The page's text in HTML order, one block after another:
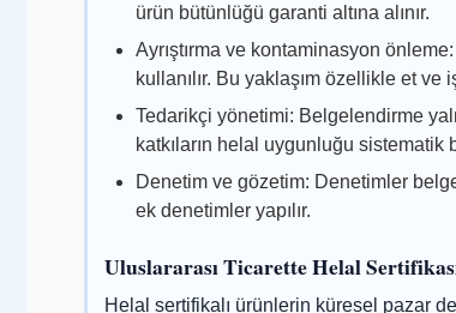
ürün bütünlüğü garanti altına alınır.
Ayrıştırma ve kontaminasyon
kullanılır. Bu yaklaşım özellikle et
Tedarikçi yönetimi: Belgelendirme
katkıların helal uygunluğu sistematik
Denetim ve gözetim: Denetimler
ek denetimler yapılır.
Uluslararası Ticarette Helal
Helal sertifikalı ürünlerin küresel pazar